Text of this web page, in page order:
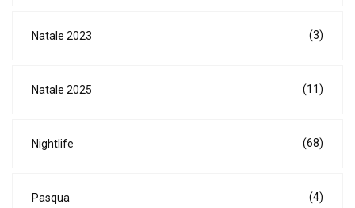
Natale 2023 (3)
Natale 2025 (11)
Nightlife (68)
Pasqua (4)